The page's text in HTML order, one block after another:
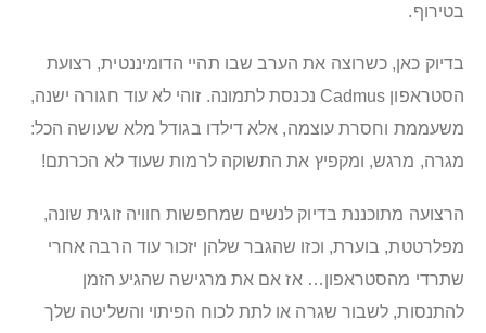
בטירוף.
בדיוק כאן, כשרוצה את הערב שבו תהיי הדומיננטית, רצועת
הסטראפון Cadmus נכנסת לתמונה. זוהי לא עוד חגורה ישנה,
משעממת וחסרת עוצמה, אלא דילדו בגודל מלא שעושה הכל:
מגרה, מרגש, ומקפיץ את התשוקה לרמות שעוד לא הכרתם!
הרצועה מתוכננת בדיוק לנשים שמחפשות חוויה זוגית שונה,
מפלרטטת, בוערת, וכזו שהגבר שלהן יזכור עוד הרבה אחרי
שתרדי מהסטראפון… אז אם את מרגישה שהגיע הזמן
להתנסות, לשבור שגרה או לתת לכוח הפיתוי והשליטה שלך